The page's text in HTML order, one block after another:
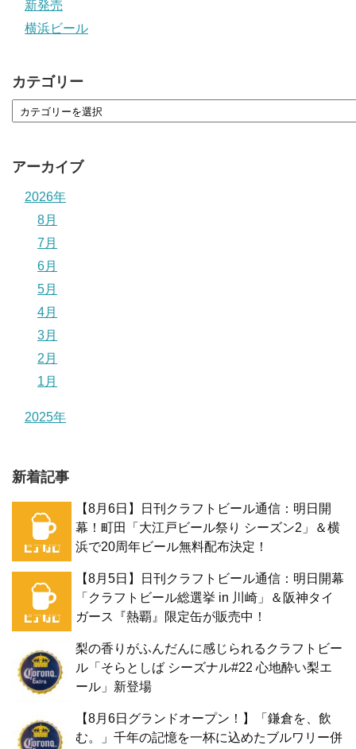
新発売
横浜ビール
カテゴリー
アーカイブ
2026年
8月
7月
6月
5月
4月
3月
2月
1月
2025年
新着記事
【8月6日】日刊クラフトビール通信：明日開
幕！町田「大江戸ビール祭り シーズン2」＆横
浜で20周年ビール無料配布決定！
【8月5日】日刊クラフトビール通信：明日開幕
「クラフトビール総選挙 in 川崎」＆阪神タイ
ガース『熱覇』限定缶が販売中！
梨の香りがふんだんに感じられるクラフトビー
ル「そらとしば シーズナル#22 心地酔い梨エ
ール」新登場
【8月6日グランドオープン！】「鎌倉を、飲
む。」千年の記憶を一杯に込めたブルワリー併